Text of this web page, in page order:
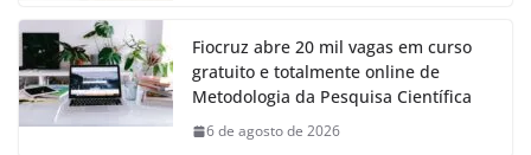
Fiocruz abre 20 mil vagas em curso
gratuito e totalmente online de
Metodologia da Pesquisa Científica
6 de agosto de 2026